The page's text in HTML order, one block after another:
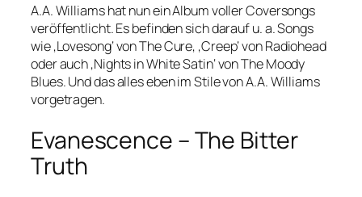
A.A. Williams hat nun ein Album voller Coversongs
veröffentlicht. Es befinden sich darauf u. a. Songs
wie ‚Lovesong‘ von The Cure, ‚Creep‘ von Radiohead
oder auch ‚Nights in White Satin‘ von The Moody
Blues. Und das alles eben im Stile von A.A. Williams
vorgetragen.
Evanescence – The Bitter
Truth